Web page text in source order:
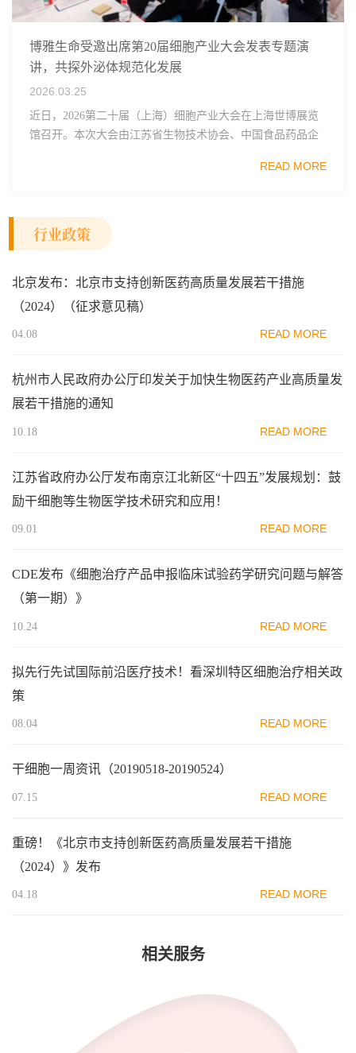
博雅生命受邀出席第20届细胞产业大会发表专题演
讲，共探外泌体规范化发展
2026.03.25
近日，2026第二十届（上海）细胞产业大会在上海世博展览
馆召开。本次大会由江苏省生物技术协会、中国食品药品企
范区生物医药行业协会、瑞士日内瓦长寿科学...
READ MORE
行业政策
北京发布：北京市支持创新医药高质量发展若干措施
（2024）（征求意见稿）
04.08 READ MORE
杭州市人民政府办公厅印发关于加快生物医药产业高质量发
展若干措施的通知
10.18 READ MORE
江苏省政府办公厅发布南京江北新区“十四五”发展规划：鼓
励干细胞等生物医学技术研究和应用！
09.01 READ MORE
CDE发布《细胞治疗产品申报临床试验药学研究问题与解答
（第一期）》
10.24 READ MORE
拟先行先试国际前沿医疗技术！看深圳特区细胞治疗相关政
策
08.04 READ MORE
干细胞一周资讯（20190518-20190524）
07.15 READ MORE
重磅！《北京市支持创新医药高质量发展若干措施
（2024）》发布
04.18 READ MORE
相关服务